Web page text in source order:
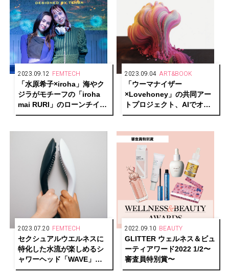
2023.09.12 FEMTECH
「水原希子×iroha」海やク
ジラがモチーフの「iroha
mai RURI」のローンチイベ
ントを開催
2023.09.04 ART&BOOK
「ウーマナイザー
×Lovehoney」の共同アー
トプロジェクト、AIでオー
ガズムを再現した「オーガ
2023.07.20 FEMTECH
セクシュアルウエルネスに
特化した水流が楽しめるシ
ャワーヘッド「WAVE」が
登場！
2022.09.10 BEAUTY
GLITTER ウェルネス＆ビュ
ーティアワード2022 1/2〜
審査員特別賞〜